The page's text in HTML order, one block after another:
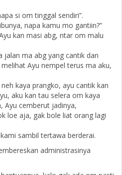
si om tinggal sendiri”.
napa kamu mo gantiin?”
kan masi abg, ntar om malu
jalan ma abg yang cantik dan
Ayu nempel terus ma aku,
kaya prangko, ayu cantik kan
aku kan tau selera om kaya
Ayu cemberut jadinya,
loe aja, gak bole liat orang lagi
sambil tertawa berderai.
administrasinya